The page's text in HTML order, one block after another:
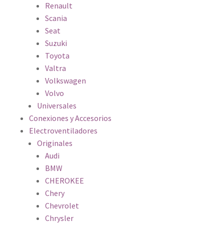
Renault
Scania
Seat
Suzuki
Toyota
Valtra
Volkswagen
Volvo
Universales
Conexiones y Accesorios
Electroventiladores
Originales
Audi
BMW
CHEROKEE
Chery
Chevrolet
Chrysler